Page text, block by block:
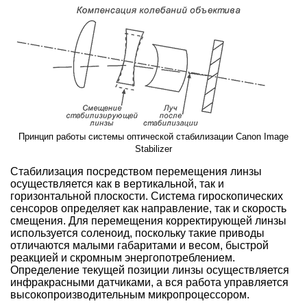
Принцип работы системы оптической стабилизации Canon Image
Stabilizer
Стабилизация посредством перемещения линзы
осуществляется как в вертикальной, так и
горизонтальной плоскости. Система гироскопических
сенсоров определяет как направление, так и скорость
смещения. Для перемещения корректирующей линзы
используется соленоид, поскольку такие приводы
отличаются малыми габаритами и весом, быстрой
реакцией и скромным энергопотреблением.
Определение текущей позиции линзы осуществляется
инфракрасными датчиками, а вся работа управляется
высокопроизводительным микропроцессором.